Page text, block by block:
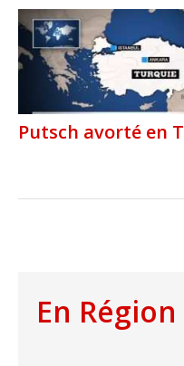
Putsch avorté en
En Région